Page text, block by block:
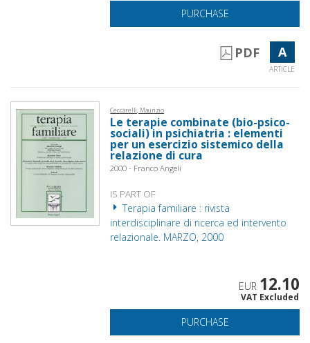
PURCHASE
PDF A
ARTICLE
Ceccarelli, Maurizio
Le terapie combinate (bio-psico-
sociali) in psichiatria : elementi
per un esercizio sistemico della
relazione di cura
2000 - Franco Angeli
IS PART OF
Terapia familiare : rivista
interdisciplinare di ricerca ed intervento
relazionale. MARZO, 2000
EUR 12.10
VAT Excluded
PURCHASE